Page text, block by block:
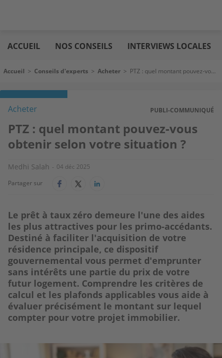
au
contenu
immo
ACCUEIL NOS CONSEILS INTERVIEWS LOCALES
Fil d'Ariane
Accueil > Conseils d'experts > Acheter > PTZ : quel montant pouvez-vous obtenir selon votre situation ?
PUBLI-COMMUNIQUÉ
Acheter
PTZ : quel montant pouvez-vous
obtenir selon votre situation ?
Medhi Salah
04 déc 2025
Partager sur
Le prêt à taux zéro demeure l'une des aides
les plus attractives pour les primo-accédants.
Destiné à faciliter l'acquisition de votre
résidence principale, ce dispositif
gouvernemental vous permet d'emprunter
sans intérêts une partie du prix de votre
futur logement. Comprendre les critères de
calcul et les plafonds applicables vous aide à
évaluer précisément le montant sur lequel
compter pour votre projet immobilier.